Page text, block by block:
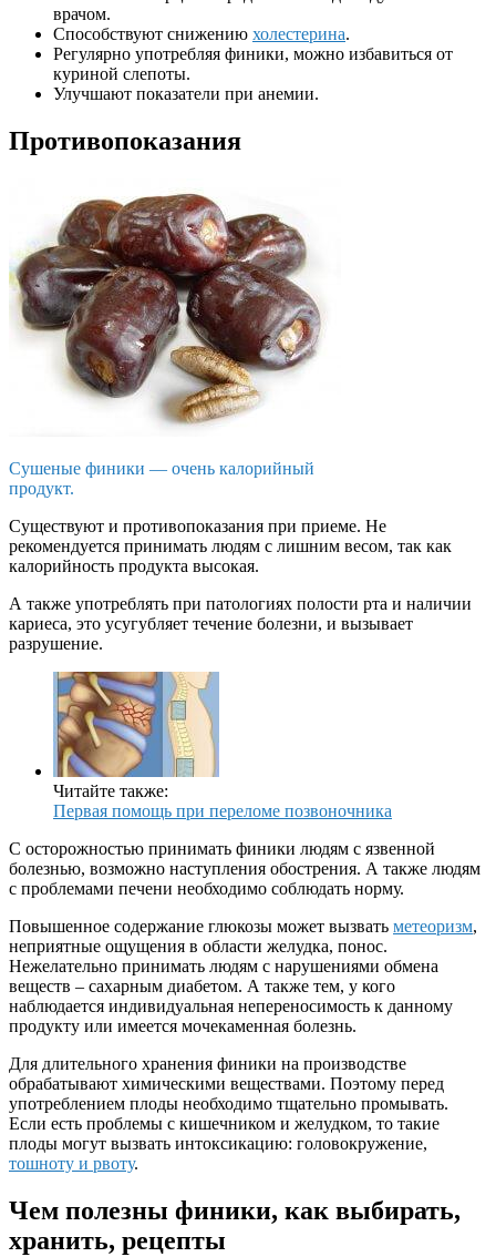
врачом.
Способствуют снижению холестерина.
Регулярно употребляя финики, можно избавиться от
куриной слепоты.
Улучшают показатели при анемии.
Противопоказания
Сушеные финики — очень калорийный
продукт.
Существуют и противопоказания при приеме. Не
рекомендуется принимать людям с лишним весом, так как
калорийность продукта высокая.
А также употреблять при патологиях полости рта и наличии
кариеса, это усугубляет течение болезни, и вызывает
разрушение.
Читайте также:
Первая помощь при переломе позвоночника
С осторожностью принимать финики людям с язвенной
болезнью, возможно наступления обострения. А также людям
с проблемами печени необходимо соблюдать норму.
Повышенное содержание глюкозы может вызвать метеоризм,
неприятные ощущения в области желудка, понос.
Нежелательно принимать людям с нарушениями обмена
веществ – сахарным диабетом. А также тем, у кого
наблюдается индивидуальная непереносимость к данному
продукту или имеется мочекаменная болезнь.
Для длительного хранения финики на производстве
обрабатывают химическими веществами. Поэтому перед
употреблением плоды необходимо тщательно промывать.
Если есть проблемы с кишечником и желудком, то такие
плоды могут вызвать интоксикацию: головокружение,
тошноту и рвоту.
Чем полезны финики, как выбирать,
хранить, рецепты